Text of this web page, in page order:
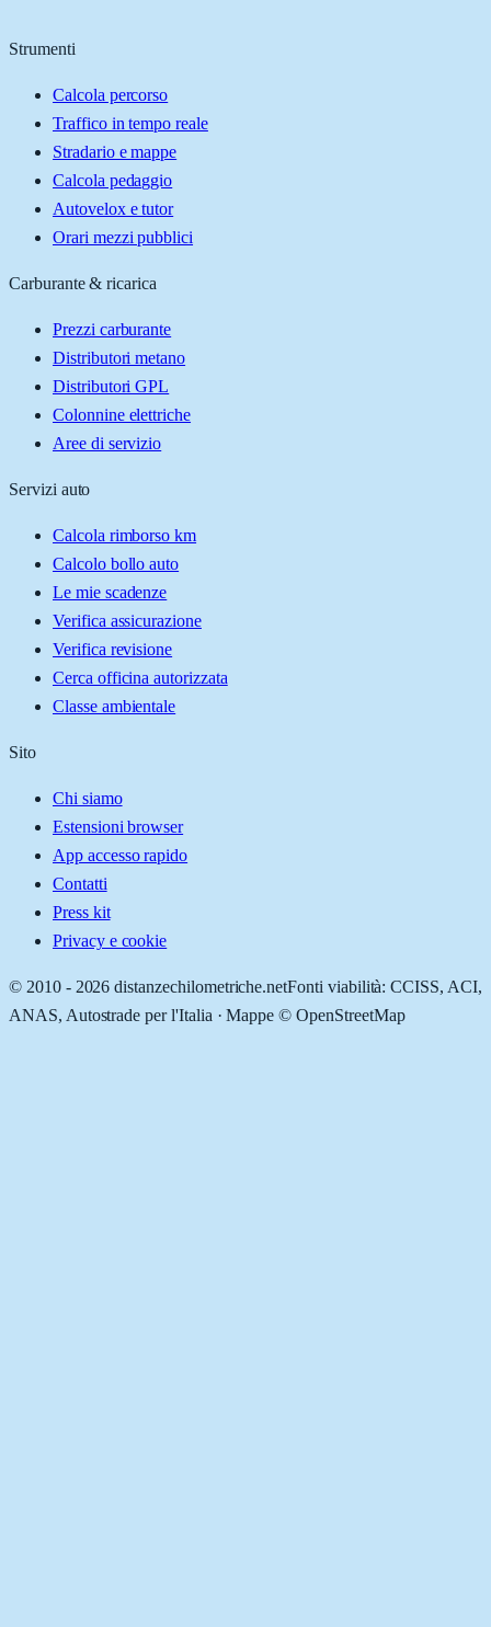
Strumenti
Calcola percorso
Traffico in tempo reale
Stradario e mappe
Calcola pedaggio
Autovelox e tutor
Orari mezzi pubblici
Carburante & ricarica
Prezzi carburante
Distributori metano
Distributori GPL
Colonnine elettriche
Aree di servizio
Servizi auto
Calcola rimborso km
Calcolo bollo auto
Le mie scadenze
Verifica assicurazione
Verifica revisione
Cerca officina autorizzata
Classe ambientale
Sito
Chi siamo
Estensioni browser
App accesso rapido
Contatti
Press kit
Privacy e cookie
© 2010 - 2026 distanzechilometriche.netFonti viabilità: CCISS, ACI,
ANAS, Autostrade per l'Italia · Mappe © OpenStreetMap